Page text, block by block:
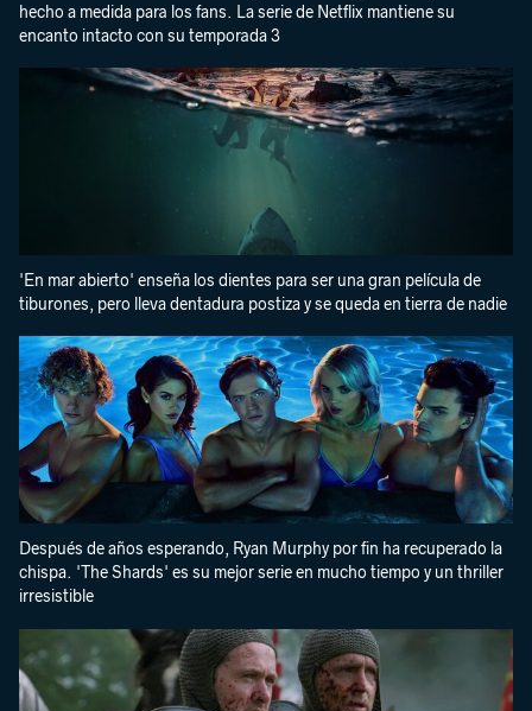
hecho a medida para los fans. La serie de Netflix mantiene su
encanto intacto con su temporada 3
'En mar abierto' enseña los dientes para ser una gran película de
tiburones, pero lleva dentadura postiza y se queda en tierra de nadie
Después de años esperando, Ryan Murphy por fin ha recuperado la
chispa. 'The Shards' es su mejor serie en mucho tiempo y un thriller
irresistible